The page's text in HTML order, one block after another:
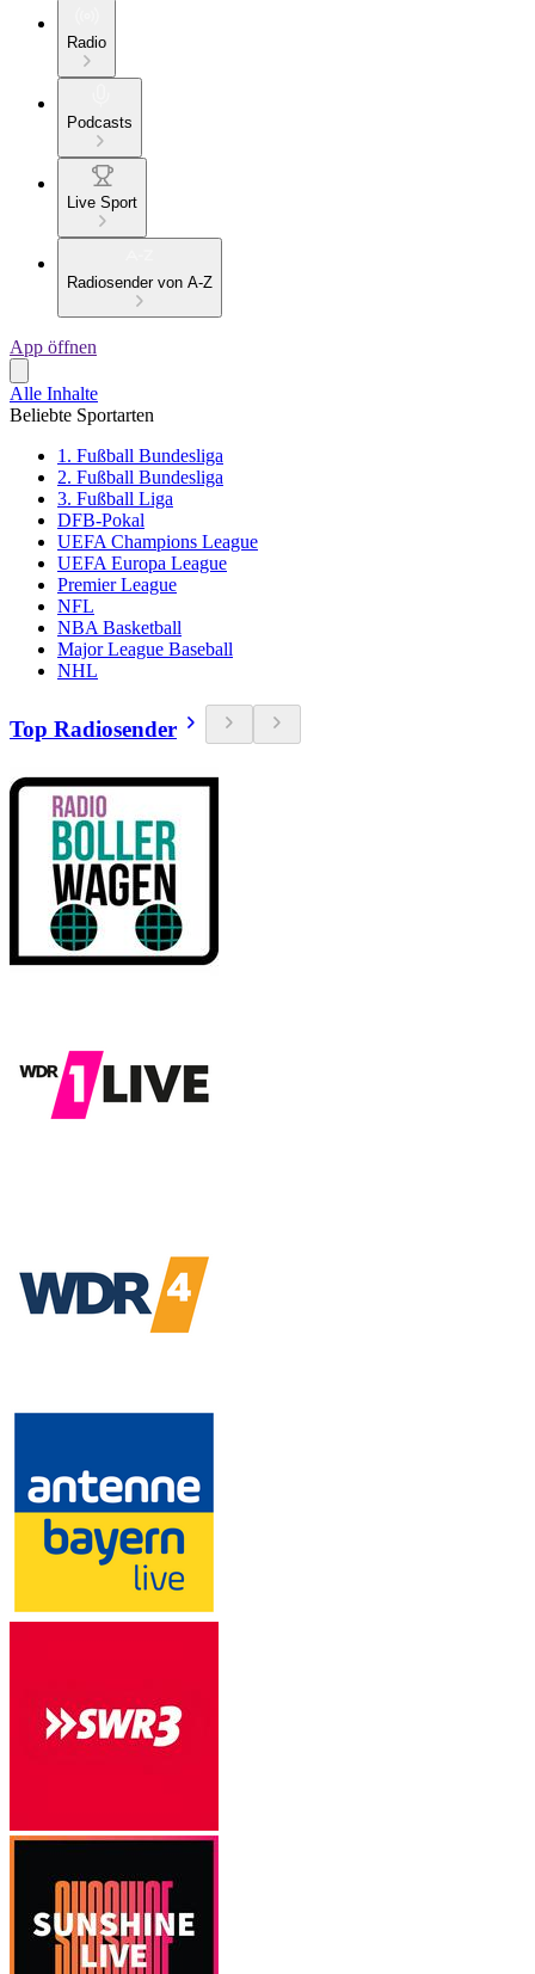
Radio
Podcasts
Live Sport
Radiosender von A-Z
App öffnen
Alle Inhalte
Beliebte Sportarten
1. Fußball Bundesliga
2. Fußball Bundesliga
3. Fußball Liga
DFB-Pokal
UEFA Champions League
UEFA Europa League
Premier League
NFL
NBA Basketball
Major League Baseball
NHL
Top Radiosender